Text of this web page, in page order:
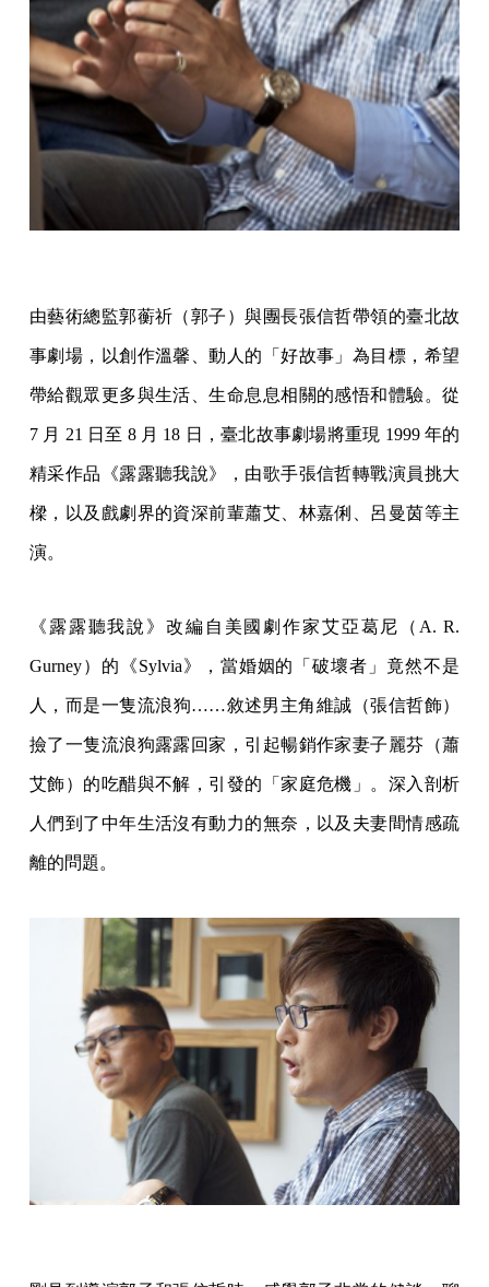
由藝術總監郭蘅祈（郭子）與團長張信哲帶領的臺北故
事劇場，以創作溫馨、動人的「好故事」為目標，希望
帶給觀眾更多與生活、生命息息相關的感悟和體驗。從
7 月 21 日至 8 月 18 日，臺北故事劇場將重現 1999 年的
精采作品《露露聽我說》，由歌手張信哲轉戰演員挑大
樑，以及戲劇界的資深前輩蕭艾、林嘉俐、呂曼茵等主
演。
《露露聽我說》改編自美國劇作家艾亞葛尼（A. R.
Gurney）的《Sylvia》，當婚姻的「破壞者」竟然不是
人，而是一隻流浪狗……敘述男主角維誠（張信哲飾）
撿了一隻流浪狗露露回家，引起暢銷作家妻子麗芬（蕭
艾飾）的吃醋與不解，引發的「家庭危機」。深入剖析
人們到了中年生活沒有動力的無奈，以及夫妻間情感疏
離的問題。